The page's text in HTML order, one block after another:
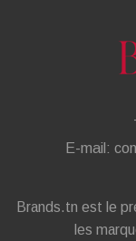
E-mail:
Brands.tn est le
les